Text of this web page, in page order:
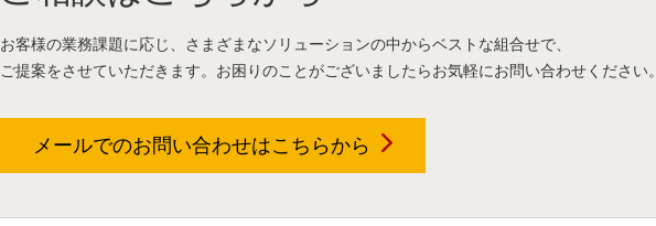
お客様の業務課題に応じ、さまざまなソリューションの中からベストな組合せで、
ご提案をさせていただきます。お困りのことがございましたらお気軽にお問い合わせください。
メールでのお問い合わせはこちらから